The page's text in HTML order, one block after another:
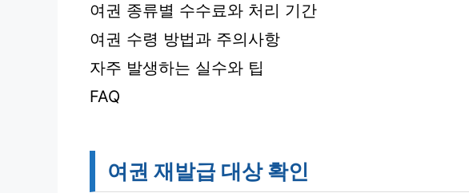
여권 종류별 수수료와 처리 기간
여권 수령 방법과 주의사항
자주 발생하는 실수와 팁
FAQ
여권 재발급 대상 확인